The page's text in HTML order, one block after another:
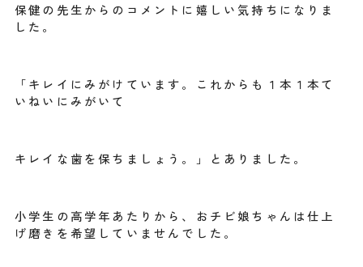
保健の先生からのコメントに嬉しい気持ちになりま
した。
「キレイにみがけています。これからも１本１本て
いねいにみがいて
キレイな歯を保ちましょう。」とありました。
小学生の高学年あたりから、おチビ娘ちゃんは仕上
げ磨きを希望していませんでした。